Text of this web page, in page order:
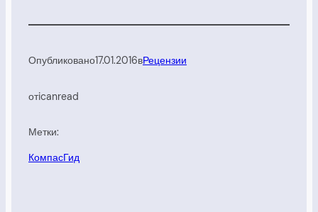
Опубликовано17.01.2016вРецензии
отicanread
Метки:
КомпасГид